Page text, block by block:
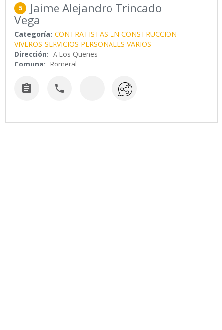
5 Jaime Alejandro Trincado
Vega
Categoría: CONTRATISTAS EN CONSTRUCCION
VIVEROS SERVICIOS PERSONALES VARIOS
Dirección: A Los Quenes
Comuna: Romeral
 